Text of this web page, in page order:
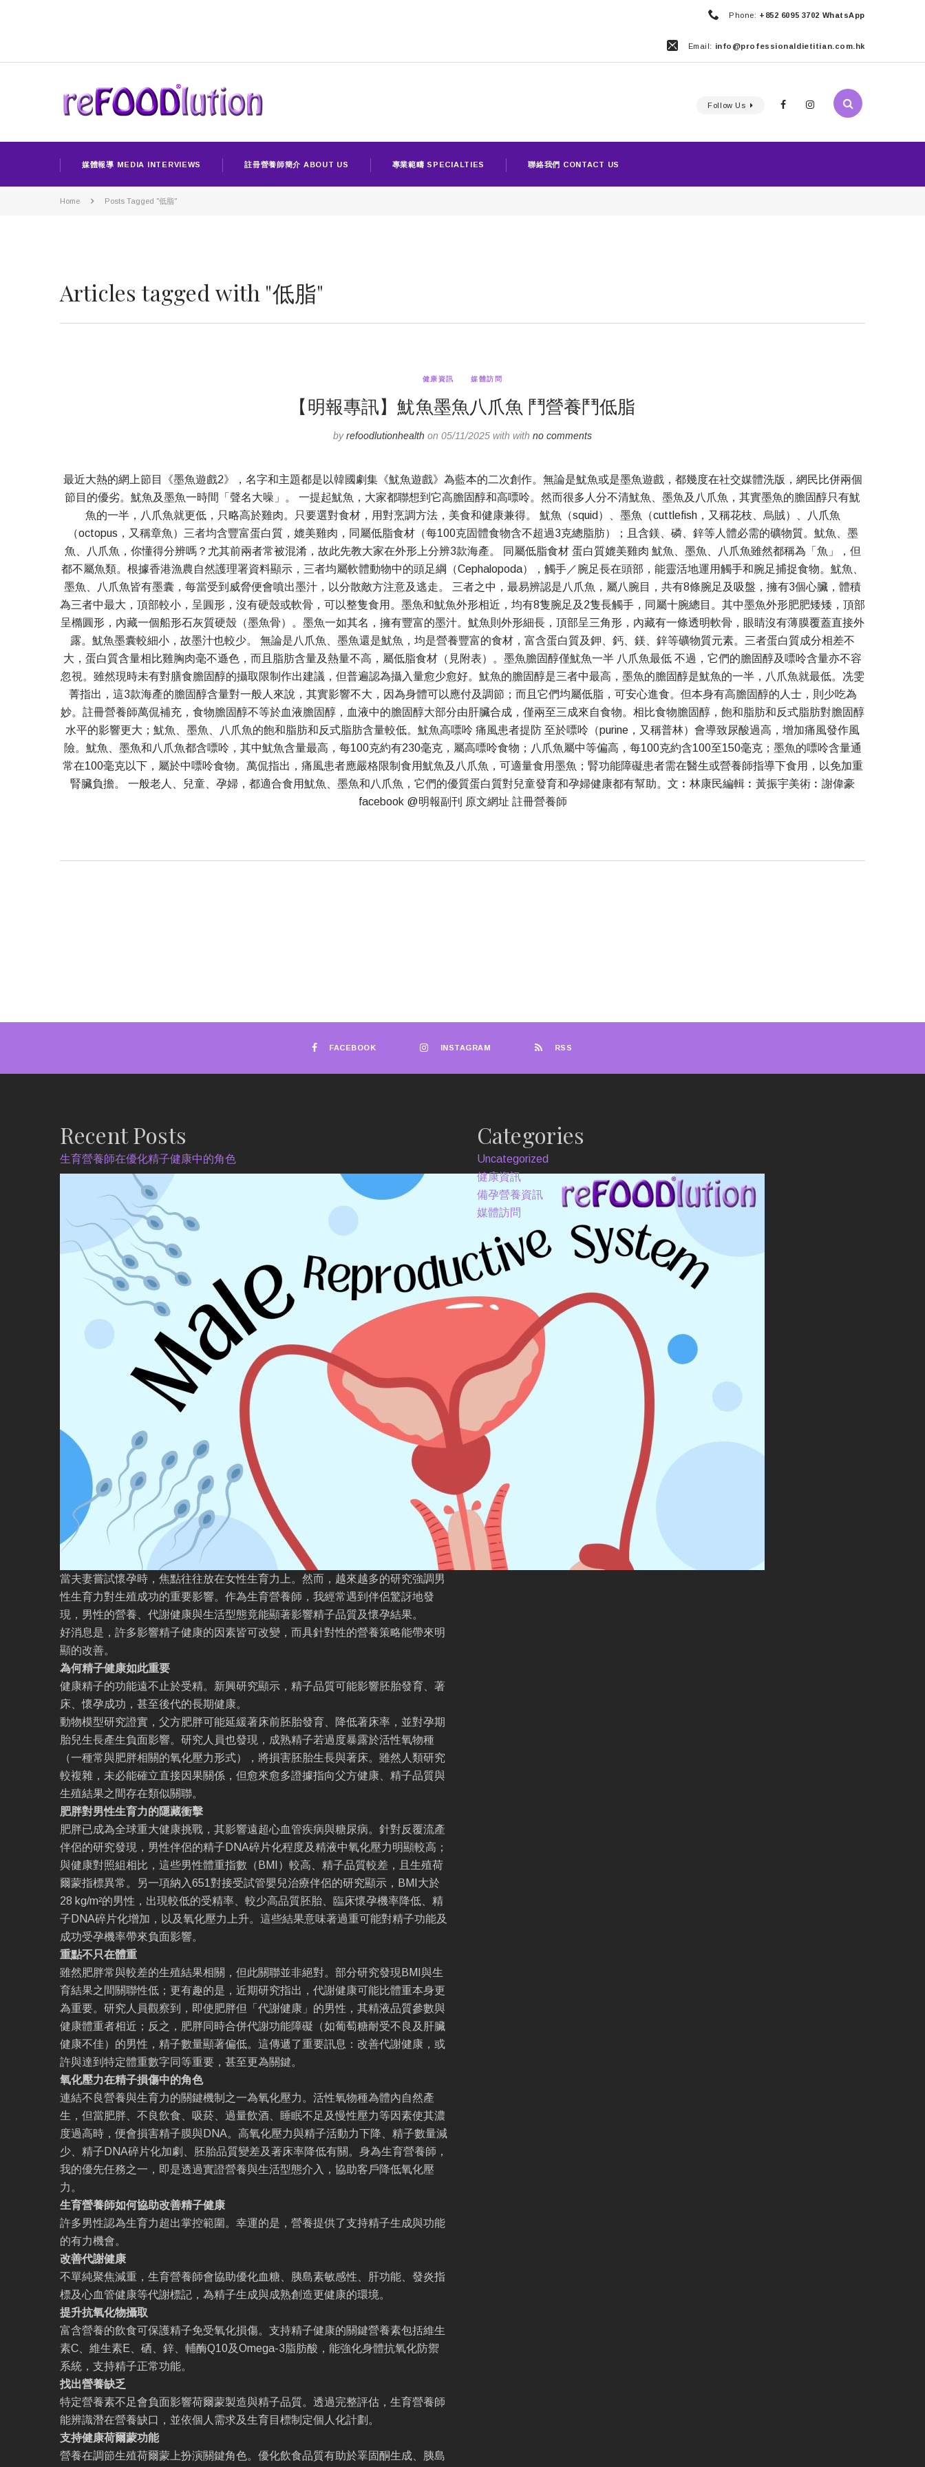
Phone: +852 6095 3702 WhatsApp
Email: info@professionaldietitian.com.hk
Follow Us
媒體報導 MEDIA INTERVIEWS 註冊營養師簡介 ABOUT US 專業範疇 SPECIALTIES 聯絡我們 CONTACT US
Home Posts Tagged "低脂"
Articles tagged with "低脂"
健康資訊 媒體訪問
【明報專訊】魷魚墨魚八爪魚 鬥營養鬥低脂
byrefoodlutionhealth on 05/11/2025 with with no comments
最近大熱的網上節目《墨魚遊戲2》，名字和主題都是以韓國劇集《魷魚遊戲》為藍本的二次創作。無論是魷魚或是墨魚遊戲，都幾度在社交媒體洗版，網民比併兩個
節目的優劣。魷魚及墨魚一時間「聲名大噪」。 一提起魷魚，大家都聯想到它高膽固醇和高嘌呤。然而很多人分不清魷魚、墨魚及八爪魚，其實墨魚的膽固醇只有魷
魚的一半，八爪魚就更低，只略高於雞肉。只要選對食材，用對烹調方法，美食和健康兼得。 魷魚（squid）、墨魚（cuttlefish，又稱花枝、烏賊）、八爪魚
（octopus，又稱章魚）三者均含豐富蛋白質，媲美雞肉，同屬低脂食材（每100克固體食物含不超過3克總脂肪）；且含鎂、磷、鋅等人體必需的礦物質。魷魚、墨
魚、八爪魚，你懂得分辨嗎？尤其前兩者常被混淆，故此先教大家在外形上分辨3款海產。 同屬低脂食材 蛋白質媲美雞肉 魷魚、墨魚、八爪魚雖然都稱為「魚」，但
都不屬魚類。根據香港漁農自然護理署資料顯示，三者均屬軟體動物中的頭足綱（Cephalopoda），觸手／腕足長在頭部，能靈活地運用觸手和腕足捕捉食物。魷魚、
墨魚、八爪魚皆有墨囊，每當受到威脅便會噴出墨汁，以分散敵方注意及逃走。 三者之中，最易辨認是八爪魚，屬八腕目，共有8條腕足及吸盤，擁有3個心臟，體積
為三者中最大，頂部較小，呈圓形，沒有硬殼或軟骨，可以整隻食用。墨魚和魷魚外形相近，均有8隻腕足及2隻長觸手，同屬十腕總目。其中墨魚外形肥肥矮矮，頂部
呈橢圓形，內藏一個船形石灰質硬殼（墨魚骨）。墨魚一如其名，擁有豐富的墨汁。魷魚則外形細長，頂部呈三角形，內藏有一條透明軟骨，眼睛沒有薄膜覆蓋直接外
露。魷魚墨囊較細小，故墨汁也較少。 無論是八爪魚、墨魚還是魷魚，均是營養豐富的食材，富含蛋白質及鉀、鈣、鎂、鋅等礦物質元素。三者蛋白質成分相差不
大，蛋白質含量相比雞胸肉毫不遜色，而且脂肪含量及熱量不高，屬低脂食材（見附表）。墨魚膽固醇僅魷魚一半 八爪魚最低 不過，它們的膽固醇及嘌呤含量亦不容
忽視。雖然現時未有對膳食膽固醇的攝取限制作出建議，但普遍認為攝入量愈少愈好。魷魚的膽固醇是三者中最高，墨魚的膽固醇是魷魚的一半，八爪魚就最低。冼雯
菁指出，這3款海產的膽固醇含量對一般人來說，其實影響不大，因為身體可以應付及調節；而且它們均屬低脂，可安心進食。但本身有高膽固醇的人士，則少吃為
妙。註冊營養師萬侃補充，食物膽固醇不等於血液膽固醇，血液中的膽固醇大部分由肝臟合成，僅兩至三成來自食物。相比食物膽固醇，飽和脂肪和反式脂肪對膽固醇
水平的影響更大；魷魚、墨魚、八爪魚的飽和脂肪和反式脂肪含量較低。魷魚高嘌呤 痛風患者提防 至於嘌呤（purine，又稱普林）會導致尿酸過高，增加痛風發作風
險。魷魚、墨魚和八爪魚都含嘌呤，其中魷魚含量最高，每100克約有230毫克，屬高嘌呤食物；八爪魚屬中等偏高，每100克約含100至150毫克；墨魚的嘌呤含量通
常在100毫克以下，屬於中嘌呤食物。萬侃指出，痛風患者應嚴格限制食用魷魚及八爪魚，可適量食用墨魚；腎功能障礙患者需在醫生或營養師指導下食用，以免加重
腎臟負擔。 一般老人、兒童、孕婦，都適合食用魷魚、墨魚和八爪魚，它們的優質蛋白質對兒童發育和孕婦健康都有幫助。文︰林康民編輯︰黃振宇美術︰謝偉豪
facebook @明報副刊 原文網址 註冊營養師
FACEBOOK INSTAGRAM RSS
Recent Posts
生育營養師在優化精子健康中的角色
當夫妻嘗試懷孕時，焦點往往放在女性生育力上。然而，越來越多的研究強調男
性生育力對生殖成功的重要影響。作為生育營養師，我經常遇到伴侶驚訝地發
現，男性的營養、代謝健康與生活型態竟能顯著影響精子品質及懷孕結果。
好消息是，許多影響精子健康的因素皆可改變，而具針對性的營養策略能帶來明
顯的改善。
為何精子健康如此重要
健康精子的功能遠不止於受精。新興研究顯示，精子品質可能影響胚胎發育、著
床、懷孕成功，甚至後代的長期健康。
動物模型研究證實，父方肥胖可能延緩著床前胚胎發育、降低著床率，並對孕期
胎兒生長產生負面影響。研究人員也發現，成熟精子若過度暴露於活性氧物種
（一種常與肥胖相關的氧化壓力形式），將損害胚胎生長與著床。雖然人類研究
較複雜，未必能確立直接因果關係，但愈來愈多證據指向父方健康、精子品質與
生殖結果之間存在類似關聯。
肥胖對男性生育力的隱藏衝擊
肥胖已成為全球重大健康挑戰，其影響遠超心血管疾病與糖尿病。針對反覆流產
伴侶的研究發現，男性伴侶的精子DNA碎片化程度及精液中氧化壓力明顯較高；
與健康對照組相比，這些男性體重指數（BMI）較高、精子品質較差，且生殖荷
爾蒙指標異常。另一項納入651對接受試管嬰兒治療伴侶的研究顯示，BMI大於
28 kg/m²的男性，出現較低的受精率、較少高品質胚胎、臨床懷孕機率降低、精
子DNA碎片化增加，以及氧化壓力上升。這些結果意味著過重可能對精子功能及
成功受孕機率帶來負面影響。
重點不只在體重
雖然肥胖常與較差的生殖結果相關，但此關聯並非絕對。部分研究發現BMI與生
育結果之間關聯性低；更有趣的是，近期研究指出，代謝健康可能比體重本身更
為重要。研究人員觀察到，即使肥胖但「代謝健康」的男性，其精液品質參數與
健康體重者相近；反之，肥胖同時合併代謝功能障礙（如葡萄糖耐受不良及肝臟
健康不佳）的男性，精子數量顯著偏低。這傳遞了重要訊息：改善代謝健康，或
許與達到特定體重數字同等重要，甚至更為關鍵。
氧化壓力在精子損傷中的角色
連結不良營養與生育力的關鍵機制之一為氧化壓力。活性氧物種為體內自然產
生，但當肥胖、不良飲食、吸菸、過量飲酒、睡眠不足及慢性壓力等因素使其濃
度過高時，便會損害精子膜與DNA。高氧化壓力與精子活動力下降、精子數量減
少、精子DNA碎片化加劇、胚胎品質變差及著床率降低有關。身為生育營養師，
我的優先任務之一，即是透過實證營養與生活型態介入，協助客戶降低氧化壓
力。
生育營養師如何協助改善精子健康
許多男性認為生育力超出掌控範圍。幸運的是，營養提供了支持精子生成與功能
的有力機會。
改善代謝健康
不單純聚焦減重，生育營養師會協助優化血糖、胰島素敏感性、肝功能、發炎指
標及心血管健康等代謝標記，為精子生成與成熟創造更健康的環境。
提升抗氧化物攝取
富含營養的飲食可保護精子免受氧化損傷。支持精子健康的關鍵營養素包括維生
素C、維生素E、硒、鋅、輔酶Q10及Omega-3脂肪酸，能強化身體抗氧化防禦
系統，支持精子正常功能。
找出營養缺乏
特定營養素不足會負面影響荷爾蒙製造與精子品質。透過完整評估，生育營養師
能辨識潛在營養缺口，並依個人需求及生育目標制定個人化計劃。
支持健康荷爾蒙功能
營養在調節生殖荷爾蒙上扮演關鍵角色。優化飲食品質有助於睪固酮生成、胰島
Categories
Uncategorized
健康資訊
備孕營養資訊
媒體訪問